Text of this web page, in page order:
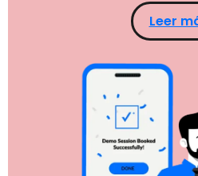
Leer